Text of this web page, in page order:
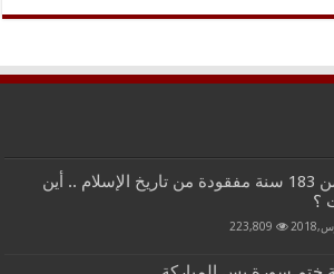
اكثر من 183 سنة مفقودة من تاريخ الإسلام .. أين
؟
223,809